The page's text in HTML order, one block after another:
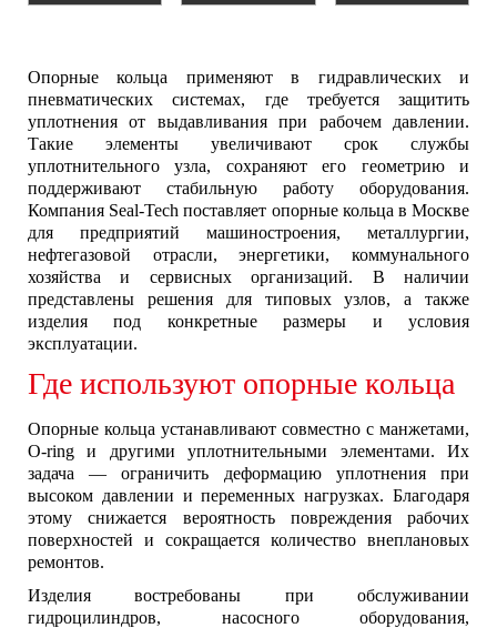
Опорные кольца применяют в гидравлических и
пневматических системах, где требуется защитить
уплотнения от выдавливания при рабочем давлении.
Такие элементы увеличивают срок службы
уплотнительного узла, сохраняют его геометрию и
поддерживают стабильную работу оборудования.
Компания Seal-Tech поставляет опорные кольца в Москве
для предприятий машиностроения, металлургии,
нефтегазовой отрасли, энергетики, коммунального
хозяйства и сервисных организаций. В наличии
представлены решения для типовых узлов, а также
изделия под конкретные размеры и условия
эксплуатации.
Где используют опорные кольца
Опорные кольца устанавливают совместно с манжетами,
O-ring и другими уплотнительными элементами. Их
задача — ограничить деформацию уплотнения при
высоком давлении и переменных нагрузках. Благодаря
этому снижается вероятность повреждения рабочих
поверхностей и сокращается количество внеплановых
ремонтов.
Изделия востребованы при обслуживании
гидроцилиндров, насосного оборудования,